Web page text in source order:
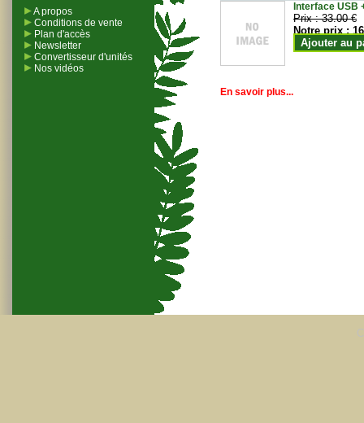
A propos
Conditions de vente
Plan d'accès
Newsletter
Convertisseur d'unités
Nos vidéos
Interface USB
Prix :33.00 €
Notre prix :
Ajouter au
En savoir plus...